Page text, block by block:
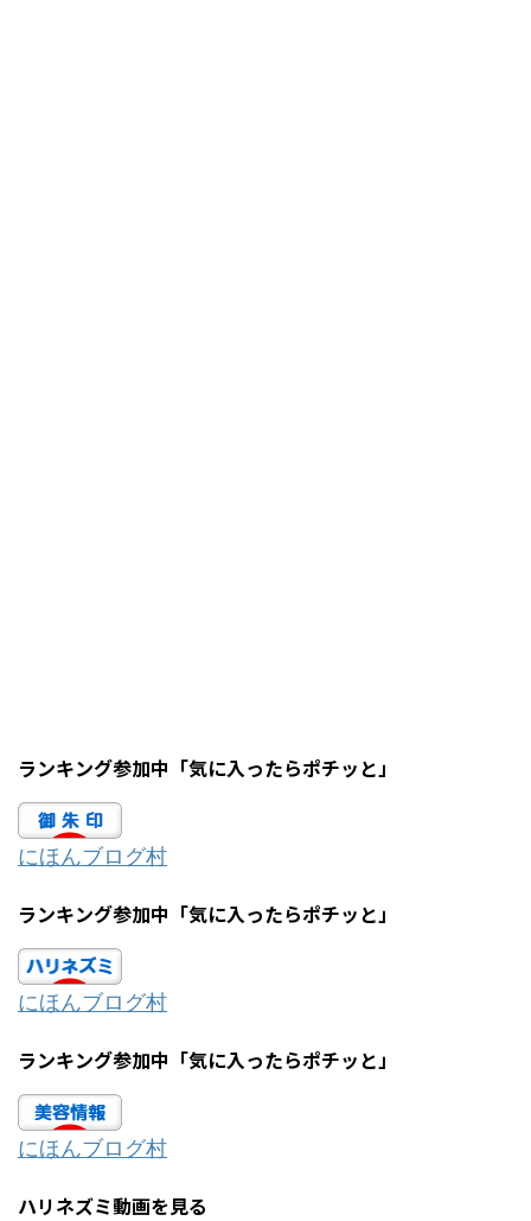
ランキング参加中「気に入ったらポチッと」
にほんブログ村
ランキング参加中「気に入ったらポチッと」
にほんブログ村
ランキング参加中「気に入ったらポチッと」
にほんブログ村
ハリネズミ動画を見る